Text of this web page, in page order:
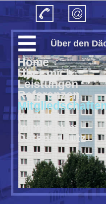
Über den
Home
Über mich
Leis­tungen
Refe­renzen
Kon­takt
Impres­sum
Daten­schutz